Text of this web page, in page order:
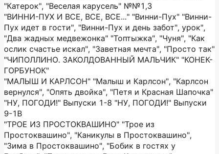
"Катерок", "Веселая карусель" №№1,3
"ВИННИ-ПУХ И ВСЕ, ВСЕ, ВСЕ..." "Винни-Пух" "Винни-
Пух идет в гости", "Винни-Пух и день забот", урок",
"Два жадных медвежонка" "Топтыжка", "Чуня", "Как
ослик счастье искал", "Заветная мечта", "Просто так"
"ЧИПОЛЛИНО. ЗАКОЛДОВАННЫЙ МАЛЬЧИК" "КОНЕК-
ГОРБУНОК"
"МАЛЫШ И КАРЛСОН" "Малыш и Карлсон", "Карлсон
вернулся", "Опять двойка", "Петя и Красная Шапочка"
"НУ, ПОГОДИ!" Выпуски 1-8 "НУ, ПОГОДИ!" Выпуски
9-1В
"ТРОЕ ИЗ ПРОСТОКВАШИНО" "Трое из
Простоквашино", "Каникулы в Простоквашино",
"Зима в Простоквашино", "Бобик в гостях у